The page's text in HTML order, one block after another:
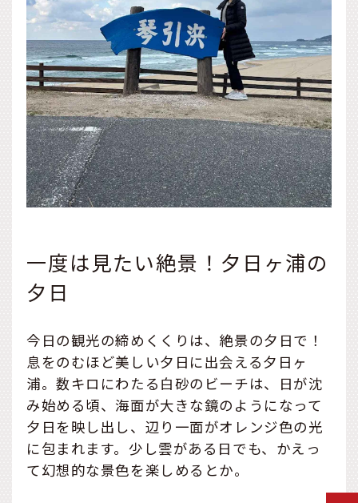
一度は見たい絶景！夕日ヶ浦の
夕日
今日の観光の締めくくりは、絶景の夕日で！
息をのむほど美しい夕日に出会える夕日ヶ
浦。数キロにわたる白砂のビーチは、日が沈
み始める頃、海面が大きな鏡のようになって
夕日を映し出し、辺り一面がオレンジ色の光
に包まれます。少し雲がある日でも、かえっ
て幻想的な景色を楽しめるとか。